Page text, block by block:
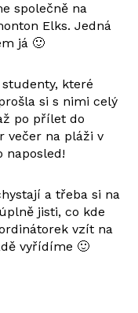
společně na
Elks. Jedná
já 🙂
které
si s nimi celý
po přílet do
večer na pláži v
naposled!
a třeba si na
jisti, co kde
vzít na
vyřídíme 🙂